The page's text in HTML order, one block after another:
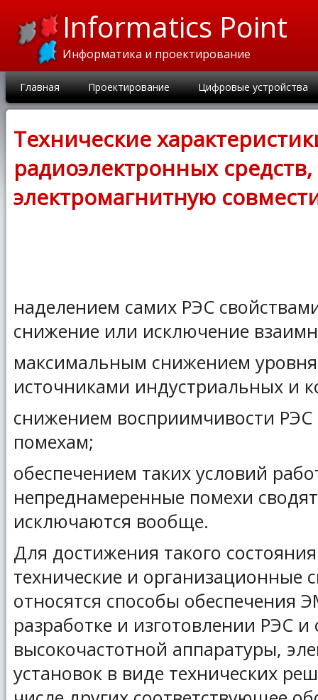
Informatics Point
Информатика и проектирование
Главная Проектирование Цифровые устройства
Технические
радиоэлектронных
электромагнитную
наделением самих РЭС
снижение или исключение
максимальным снижением
источниками индустриальных и
снижением восприимчивости
помехам;
обеспечением таких условий
непреднамеренные помехи
исключаются вообще.
Для достижения такого
технические и организационные
относятся способы обеспечения
разработке и изготовлении РЭС и
высокочастотной аппаратуры,
установок в виде технических